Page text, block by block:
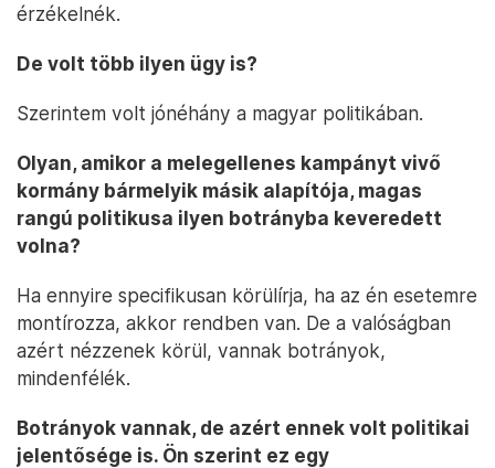
érzékelnék.
De volt több ilyen ügy is?
Szerintem volt jónéhány a magyar politikában.
Olyan, amikor a melegellenes kampányt vivő
kormány bármelyik másik alapítója, magas
rangú politikusa ilyen botrányba keveredett
volna?
Ha ennyire specifikusan körülírja, ha az én esetemre
montírozza, akkor rendben van. De a valóságban
azért nézzenek körül, vannak botrányok,
mindenfélék.
Botrányok vannak, de azért ennek volt politikai
jelentősége is. Ön szerint ez egy